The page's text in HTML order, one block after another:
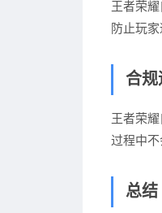
王者荣
防止玩
合规
王者荣
过程中
总结